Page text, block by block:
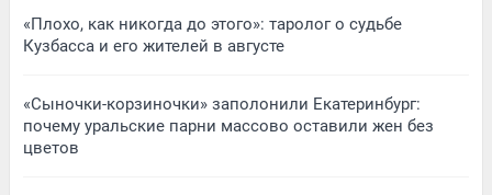
«Плохо, как никогда до этого»: таролог о судьбе
Кузбасса и его жителей в августе
«Сыночки-корзиночки» заполонили Екатеринбург:
почему уральские парни массово оставили жен без
цветов